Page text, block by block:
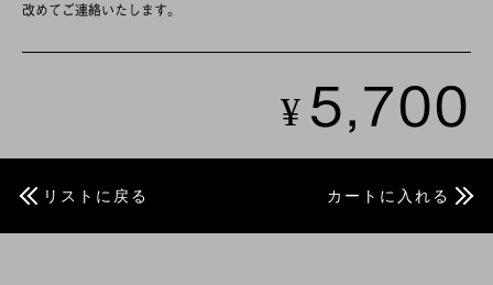
改めてご連絡いたします。
¥ 5,700
リストに戻る カートに入れる